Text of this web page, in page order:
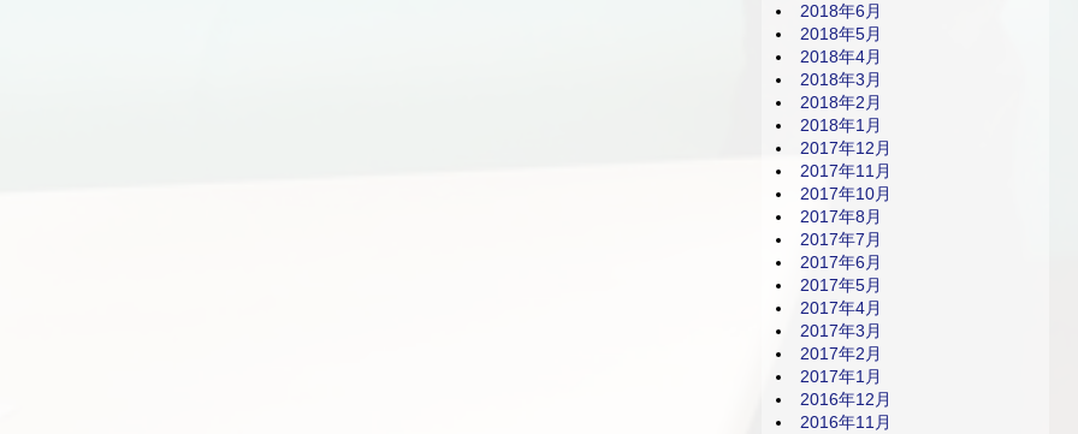
2018年6月
2018年5月
2018年4月
2018年3月
2018年2月
2018年1月
2017年12月
2017年11月
2017年10月
2017年8月
2017年7月
2017年6月
2017年5月
2017年4月
2017年3月
2017年2月
2017年1月
2016年12月
2016年11月